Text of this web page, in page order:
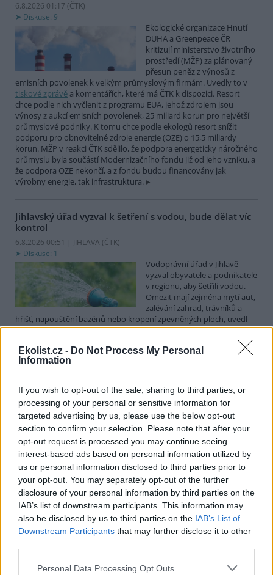
Ekolist.cz - Do Not Process My Personal
Information
If you wish to opt-out of the sale, sharing to third parties, or
processing of your personal or sensitive information for
targeted advertising by us, please use the below opt-out
section to confirm your selection. Please note that after your
opt-out request is processed you may continue seeing
interest-based ads based on personal information utilized by
us or personal information disclosed to third parties prior to
your opt-out. You may separately opt-out of the further
disclosure of your personal information by third parties on the
IAB’s list of downstream participants. This information may
also be disclosed by us to third parties on the IAB’s List of
Downstream Participants that may further disclose it to other
Personal Data Processing Opt Outs
6.8.2026 01:17 (ČTK)
Diskuse: 9
Ekologické organizace Hnutí
DUHA a Greenpeace ČR
kritizují ministerstvo životního
prostředí (MŽP) za plánovaný
přesun peněz z výnosů z
emisních povolenek k velkým průmyslovým firmám. Uvedly to v
tiskové zprávě a komentářích, které má ČTK k dispozici. Resort
chce podle nich vyčlenit z programu EUA, jehož zdrojem jsou
výnosy z aukcí emisních povolenek, 25 miliard korun pro největší
průmyslové podniky. K tomu chce podle ekologů resort snížit
podporu pro obnovitelné zdroje energie (OZE) o 15,5 miliardy
korun. MŽP v reakci ČTK sdělilo, že podpora energeticky náročného
průmyslu byla součástí Modernizačního fondu již od jeho vzniku, a
že podpora OZE nekončí, a z fondu budou financovány jak
výrobny energie, tak infrastruktura.
Jihlavský úřad vyzval k šetření s vodou, bude dělat víc
kontrol
6.8.2026 00:51 | JIHLAVA (ČTK)
Diskuse: 1
Vodoprávní úřad v Jihlavě
vyzval obyvatele a podnikatele
v regionu, aby šetřili vodou.
Omezit mají zejména mytí aut,
zalévání zahrad, trávníků a
hřišť, napouštění bazénů nebo kropení zpevněných ploch, uvedl
mluvčí radnice Radovan Daněk. Úřad podle něj bude víc
kontrolovat povolené odběry. Výzva k šetření vodou platí pro
všechny obce spadající pod Jihlavu jako obec s rozšířenou
působností.
Celníci odhalili gang překupníků papoušků, zajistili
stovku ptáků
5.8.2026 20:13 ( ČTK
Celníci odhalili gang
překupníků chráněných druhů
papoušků působící v několika
krajích a zajistili asi stovku
ptáků. S odchytem a
zajištěním zvířat celníkům pomohly zoo v Praze, Zlíně a Ostravě. V
ostravské zahradě také papoušci nalezli dočasné útočiště. V
tiskové zprávě nawebucelníků to oznámila mluvčí Celní správy ČR
Martina Kaňková. Případem se zabývá policie.
pronásledovali velrybáře